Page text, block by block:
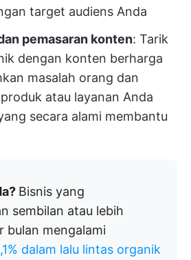
target audiens Anda
pemasaran konten: Tarik
dengan konten berharga
masalah orang dan
atau layanan Anda
secara alami membantu
Bisnis yang
sembilan atau lebih
bulan mengalami
dalam lalu lintas organik